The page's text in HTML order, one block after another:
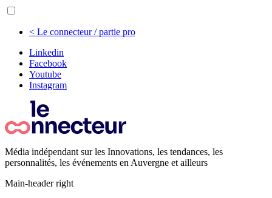
< Le connecteur / partie pro
Linkedin
Facebook
Youtube
Instagram
Média indépendant sur les Innovations, les tendances, les
personnalités, les événements en Auvergne et ailleurs
Main-header right